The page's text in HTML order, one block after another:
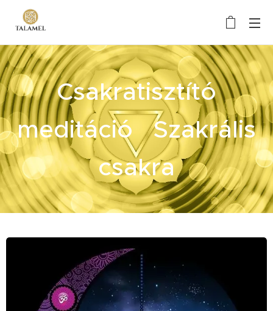
Csakratisztító
meditáció Szakrális
csakra